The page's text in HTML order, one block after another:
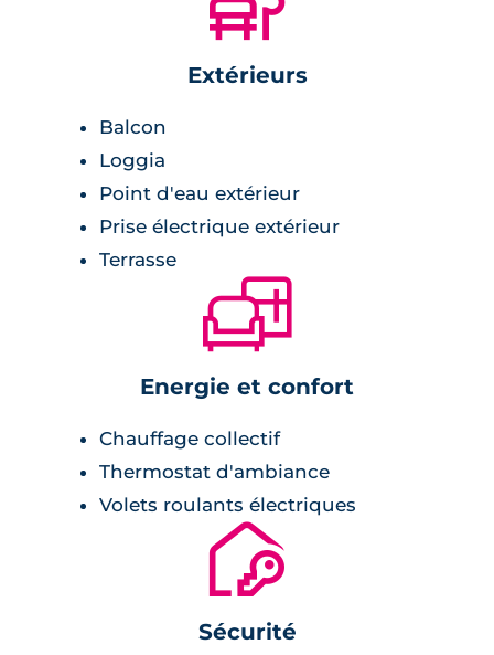
“Situé à l’entrée de ville de Bordeaux
et dans le prolongement du
nouveau pont Simone Veil, le projet
s’inscrit dans un nouveau quartier
vivant de logements, commerces de
proximité et bureaux. Habiter ce
nouveau quartier est l’opportunité
exceptionnelle de vivre en ville, dans
un rapport constant au végétal et au
la Garonne. Les cheminements en
végétalisés, véritable colonne
végétale et paysagère, ils relient de
manière apaisée les jardins au pont
Simone Veil et convergent vers une
Extérieurs
Balcon
Loggia
Point d'eau extérieur
Prise électrique extérieur
Terrasse
🛋
Energie et confort
Chauffage collectif
Thermostat d'ambiance
Volets roulants électriques
🔐
Sécurité